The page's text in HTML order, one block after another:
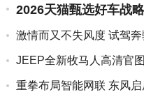
2026天猫甄选好车战
激情而又不失风度 试驾
JEEP全新牧马人高清官
重拳布局智能网联 东风